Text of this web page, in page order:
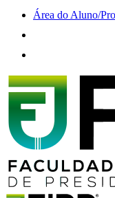
Área do Aluno/